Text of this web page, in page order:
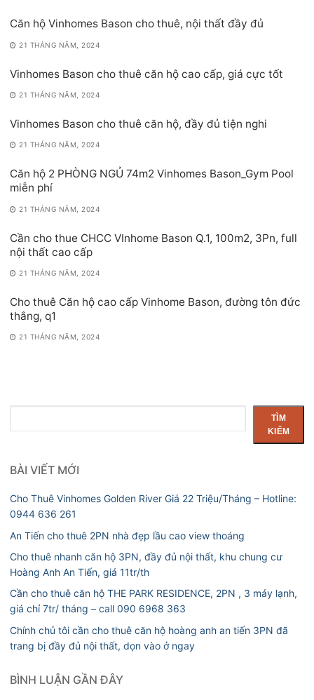
Căn hộ Vinhomes Bason cho thuê, nội thất đầy đủ
21 THÁNG NĂM, 2024
Vinhomes Bason cho thuê căn hộ cao cấp, giá cực tốt
21 THÁNG NĂM, 2024
Vinhomes Bason cho thuê căn hộ, đầy đủ tiện nghi
21 THÁNG NĂM, 2024
Căn hộ 2 PHÒNG NGỦ 74m2 Vinhomes Bason_Gym Pool
miễn phí
21 THÁNG NĂM, 2024
Cần cho thue CHCC VInhome Bason Q.1, 100m2, 3Pn, full
nội thất cao cấp
21 THÁNG NĂM, 2024
Cho thuê Căn hộ cao cấp Vinhome Bason, đường tôn đức
thắng, q1
21 THÁNG NĂM, 2024
kiếm
TÌM
KIẾM
BÀI VIẾT MỚI
Cho Thuê Vinhomes Golden River Giá 22 Triệu/Tháng – Hotline:
0944 636 261
An Tiến cho thuê 2PN nhà đẹp lầu cao view thoáng
Cho thuê nhanh căn hộ 3PN, đầy đủ nội thất, khu chung cư
Hoàng Anh An Tiến, giá 11tr/th
Cần cho thuê căn hộ THE PARK RESIDENCE, 2PN , 3 máy lạnh,
giá chỉ 7tr/ tháng – call 090 6968 363
Chính chủ tôi cần cho thuê căn hộ hoàng anh an tiến 3PN đã
trang bị đầy đủ nội thất, dọn vào ở ngay
BÌNH LUẬN GẦN ĐÂY